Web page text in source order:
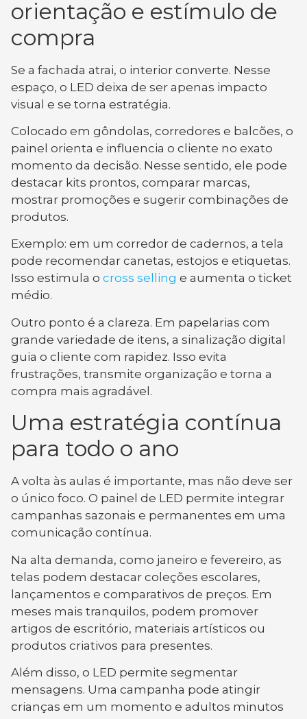
orientação e estímulo de
compra
Se a fachada atrai, o interior converte. Nesse
espaço, o LED deixa de ser apenas impacto
visual e se torna estratégia.
Colocado em gôndolas, corredores e balcões, o
painel orienta e influencia o cliente no exato
momento da decisão. Nesse sentido, ele pode
destacar kits prontos, comparar marcas,
mostrar promoções e sugerir combinações de
produtos.
Exemplo: em um corredor de cadernos, a tela
pode recomendar canetas, estojos e etiquetas.
Isso estimula o cross selling e aumenta o ticket
médio.
Outro ponto é a clareza. Em papelarias com
grande variedade de itens, a sinalização digital
guia o cliente com rapidez. Isso evita
frustrações, transmite organização e torna a
compra mais agradável.
Uma estratégia contínua
para todo o ano
A volta às aulas é importante, mas não deve ser
o único foco. O painel de LED permite integrar
campanhas sazonais e permanentes em uma
comunicação contínua.
Na alta demanda, como janeiro e fevereiro, as
telas podem destacar coleções escolares,
lançamentos e comparativos de preços. Em
meses mais tranquilos, podem promover
artigos de escritório, materiais artísticos ou
produtos criativos para presentes.
Além disso, o LED permite segmentar
mensagens. Uma campanha pode atingir
crianças em um momento e adultos minutos